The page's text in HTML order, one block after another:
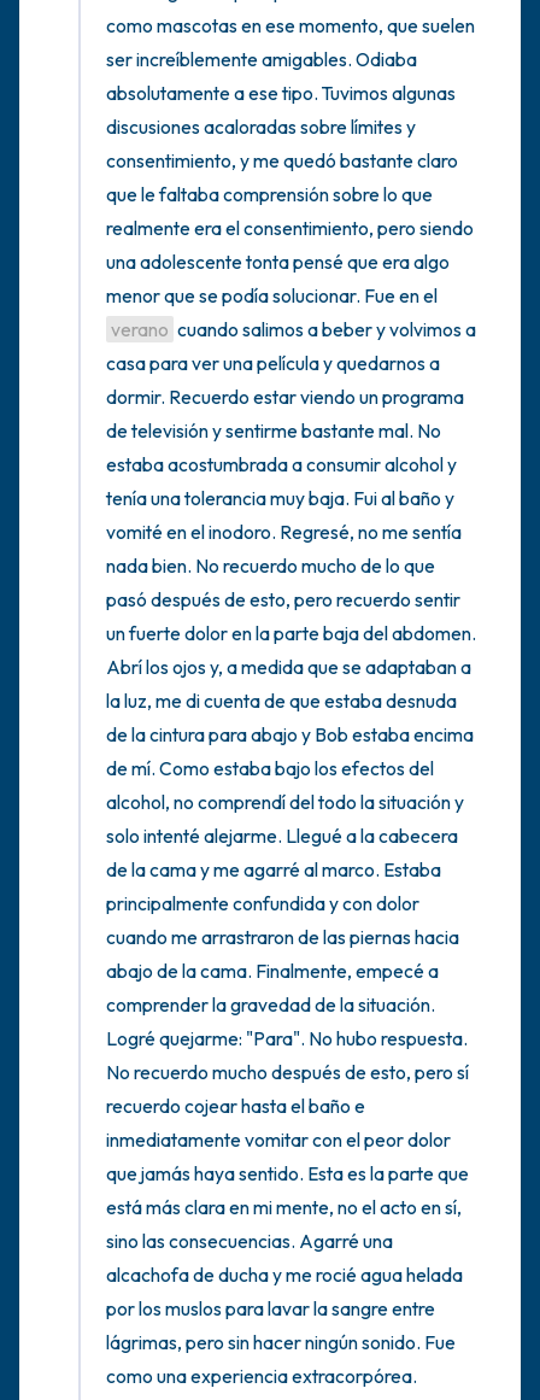
como mascotas en ese momento, que suelen
ser increíblemente amigables. Odiaba
absolutamente a ese tipo. Tuvimos algunas
discusiones acaloradas sobre límites y
consentimiento, y me quedó bastante claro
que le faltaba comprensión sobre lo que
realmente era el consentimiento, pero siendo
una adolescente tonta pensé que era algo
verano cuando salimos a beber y volvimos a
casa para ver una película y quedarnos a
dormir. Recuerdo estar viendo un programa
de televisión y sentirme bastante mal. No
estaba acostumbrada a consumir alcohol y
tenía una tolerancia muy baja. Fui al baño y
vomité en el inodoro. Regresé, no me sentía
nada bien. No recuerdo mucho de lo que
pasó después de esto, pero recuerdo sentir
un fuerte dolor en la parte baja del abdomen.
Abrí los ojos y, a medida que se adaptaban a
la luz, me di cuenta de que estaba desnuda
de la cintura para abajo y Bob estaba encima
de mí. Como estaba bajo los efectos del
alcohol, no comprendí del todo la situación y
solo intenté alejarme. Llegué a la cabecera
de la cama y me agarré al marco. Estaba
principalmente confundida y con dolor
cuando me arrastraron de las piernas hacia
abajo de la cama. Finalmente, empecé a
comprender la gravedad de la situación.
Logré quejarme: "Para". No hubo respuesta.
No recuerdo mucho después de esto, pero sí
recuerdo cojear hasta el baño e
inmediatamente vomitar con el peor dolor
que jamás haya sentido. Esta es la parte que
está más clara en mi mente, no el acto en sí,
sino las consecuencias. Agarré una
alcachofa de ducha y me rocié agua helada
por los muslos para lavar la sangre entre
lágrimas, pero sin hacer ningún sonido. Fue
como una experiencia extracorpórea.